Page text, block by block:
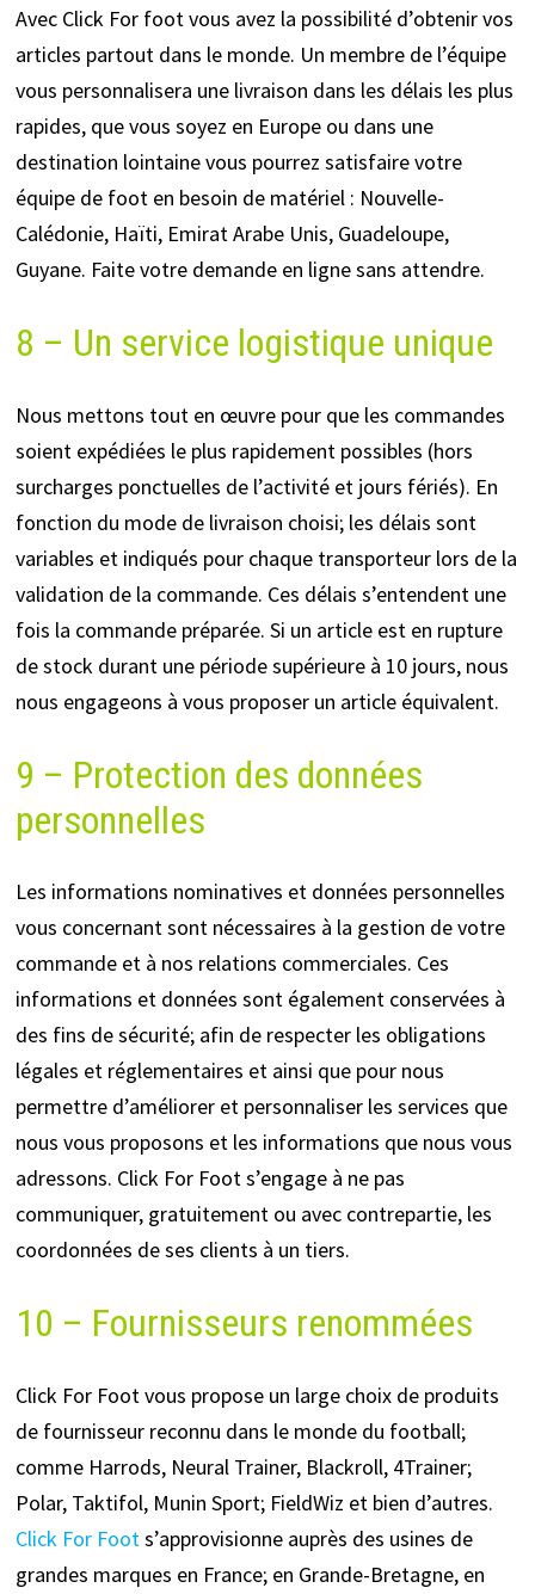
Avec Click For foot vous avez la possibilité d’obtenir vos
articles partout dans le monde. Un membre de l’équipe
vous personnalisera une livraison dans les délais les plus
rapides, que vous soyez en Europe ou dans une
destination lointaine vous pourrez satisfaire votre
équipe de foot en besoin de matériel : Nouvelle-
Calédonie, Haïti, Emirat Arabe Unis, Guadeloupe,
Guyane. Faite votre demande en ligne sans attendre.
8 – Un service logistique unique
Nous mettons tout en œuvre pour que les commandes
soient expédiées le plus rapidement possibles (hors
surcharges ponctuelles de l’activité et jours fériés). En
fonction du mode de livraison choisi; les délais sont
variables et indiqués pour chaque transporteur lors de la
validation de la commande. Ces délais s’entendent une
fois la commande préparée. Si un article est en rupture
de stock durant une période supérieure à 10 jours, nous
nous engageons à vous proposer un article équivalent.
9 – Protection des données
personnelles
Les informations nominatives et données personnelles
vous concernant sont nécessaires à la gestion de votre
commande et à nos relations commerciales. Ces
informations et données sont également conservées à
des fins de sécurité; afin de respecter les obligations
légales et réglementaires et ainsi que pour nous
permettre d’améliorer et personnaliser les services que
nous vous proposons et les informations que nous vous
adressons. Click For Foot s’engage à ne pas
communiquer, gratuitement ou avec contrepartie, les
coordonnées de ses clients à un tiers.
10 – Fournisseurs renommées
Click For Foot vous propose un large choix de produits
de fournisseur reconnu dans le monde du football;
comme Harrods, Neural Trainer, Blackroll, 4Trainer;
Polar, Taktifol, Munin Sport; FieldWiz et bien d’autres.
Click For Foots’approvisionne auprès des usines de
grandes marques en France; en Grande-Bretagne, en